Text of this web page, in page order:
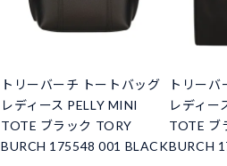
トリーバーチ トートバッグ
レディース PELLY MINI
TOTE ブラック TORY
BURCH 175548 001 BLACK
トリーバ
レディー
TOTE ブ
BURCH